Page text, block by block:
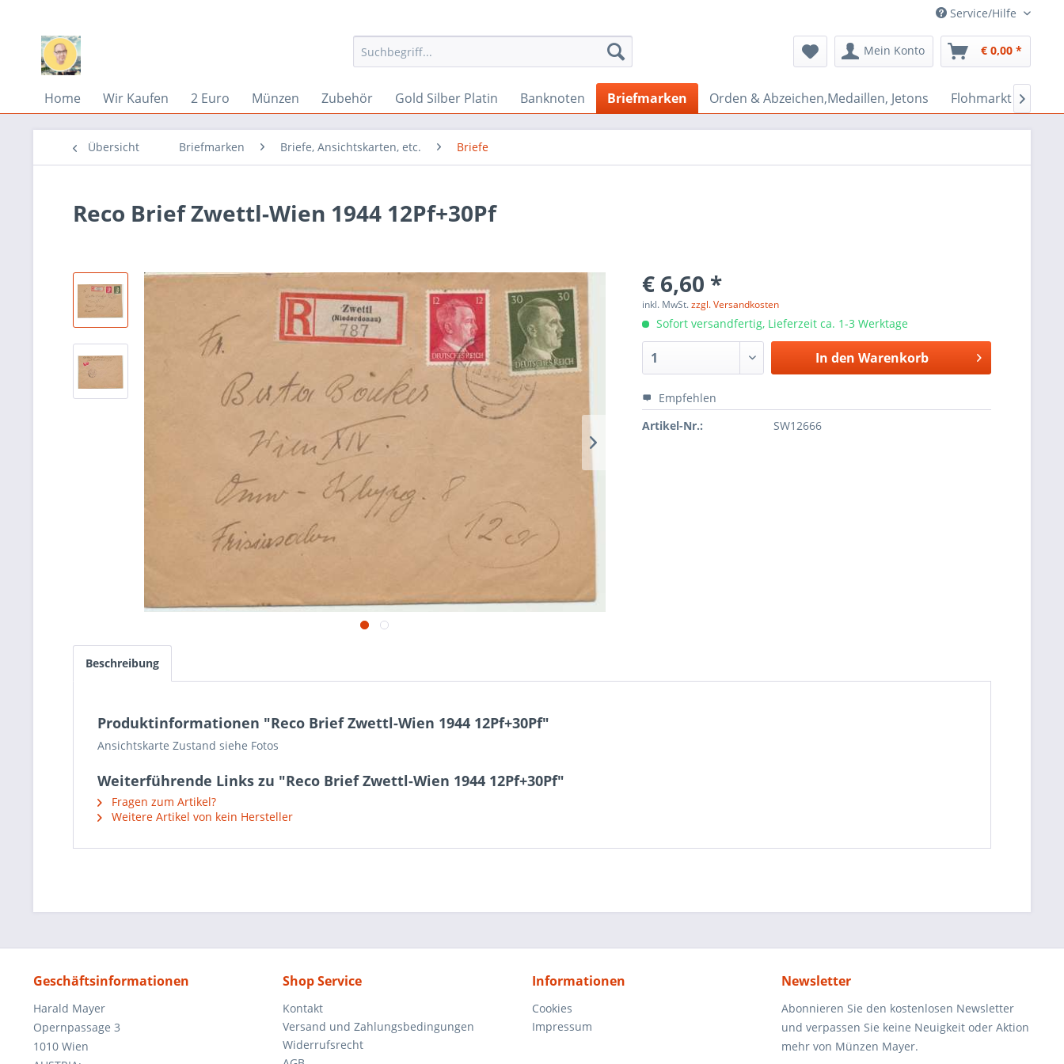
Service/Hilfe
Mein Konto € 0,00 *
Home Wir Kaufen 2 Euro Münzen Zubehör Gold Silber Platin Banknoten Briefmarken Orden & Abzeichen,Medaillen, Jetons Flohmarkt Bazar

Übersicht Briefmarken Briefe, Ansichtskarten, etc. Briefe
Reco Brief Zwettl-Wien 1944 12Pf+30Pf
€ 6,60 *
inkl. MwSt.zzgl. Versandkosten
Sofort versandfertig, Lieferzeit ca. 1-3 Werktage
In den Warenkorb
Empfehlen
Artikel-Nr.:
SW12666
Beschreibung
Produktinformationen "Reco Brief Zwettl-Wien 1944 12Pf+30Pf"
Ansichtskarte Zustand siehe Fotos
Weiterführende Links zu "Reco Brief Zwettl-Wien 1944 12Pf+30Pf"
Fragen zum Artikel?
Weitere Artikel von kein Hersteller
Geschäftsinformationen
Harald Mayer
Opernpassage 3
1010 Wien
Shop Service
Kontakt
Versand und Zahlungsbedingungen
Widerrufsrecht
Informationen
Cookies
Impressum
Newsletter
Abonnieren Sie den kostenlosen Newsletter
und verpassen Sie keine Neuigkeit oder Aktion
mehr von Münzen Mayer.